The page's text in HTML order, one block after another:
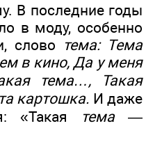
В последние годы
в моду, особенно
слово тема: Тема
в кино, Да у меня
тема…, Такая
картошка. И даже
«Такая
тема—